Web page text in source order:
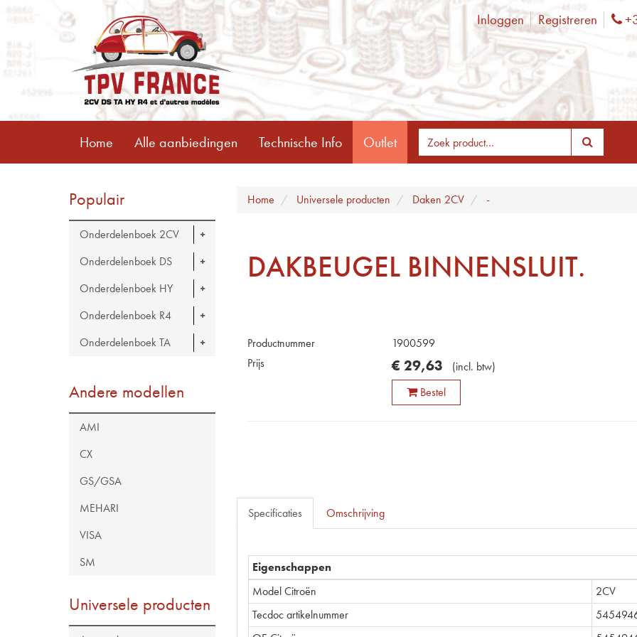
Inloggen Registreren
Home Alle aanbiedingen Technische Info Outlet
Populair
Onderdelenboek 2CV
Onderdelenboek DS
Onderdelenboek HY
Onderdelenboek R4
Onderdelenboek TA
Andere modellen
AMI
CX
GS/GSA
MEHARI
VISA
SM
Universele producten
Home Universele producten Daken 2CV -
DAKBEUGEL BINNENSLUIT.
Productnummer
1900599
Prijs
€ 29,63 (incl. btw)
Bestel
Specificaties Omschrijving
Eigenschappen
Model Citroën
2CV
Tecdoc artikelnummer